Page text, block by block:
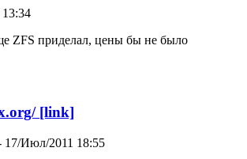
ZFS приделал, цены бы не было
[link]
17/Июл/2011 18:55